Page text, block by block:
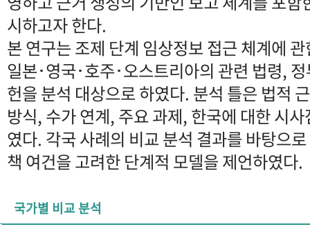
시하고자 한다.
본 연구는 조제 단계 임상정보 접근 체계에
일본･영국･호주･오스트리아의 관련 법령,
헌을 분석 대상으로 하였다. 분석 틀은 법적
방식, 수가 연계, 주요 과제, 한국에 대한 시
였다. 각국 사례의 비교 분석 결과를 바탕으
책 여건을 고려한 단계적 모델을 제언하였다.
국가별 비교 분석